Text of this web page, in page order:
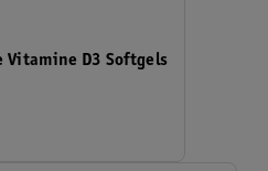
Vitamine D3 Softgels